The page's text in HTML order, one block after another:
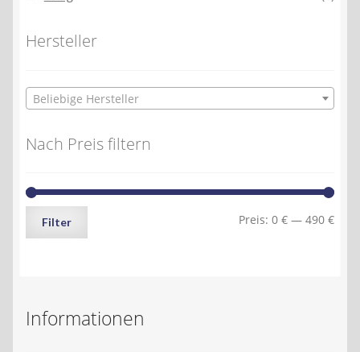
Hersteller
Beliebige Hersteller
Nach Preis filtern
Min.
Max.
Filter Preis: 0 € — 490 €
Informationen